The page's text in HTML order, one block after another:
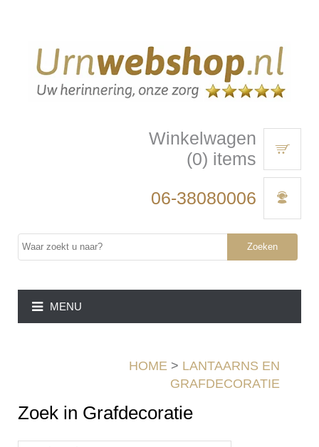
Winkelwagen
(0) items
06-38080006
Zoeken
MENU
HOME > LANTAARNS EN
GRAFDECORATIE
Zoek in Grafdecoratie